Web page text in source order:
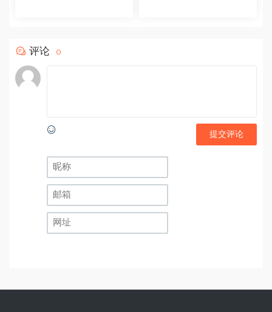
评论 0
提交评论